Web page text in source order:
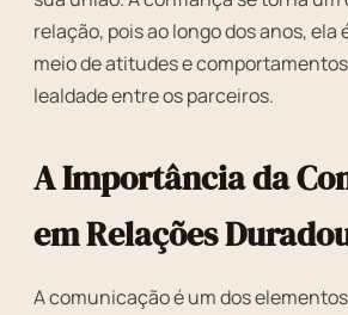
relação, pois ao longo dos anos, ela
meio de atitudes e
lealdade entre os parceiros.
A Importância da
em Relações
A comunicação é um dos